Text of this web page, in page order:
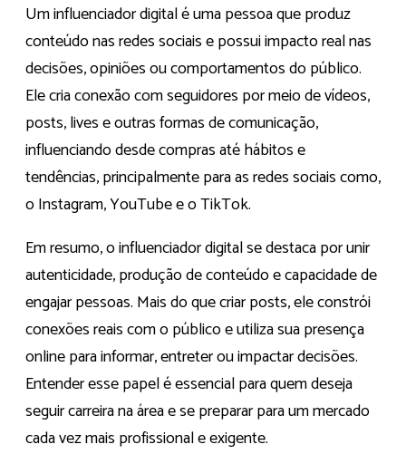
Um influenciador digital é uma pessoa que produz
conteúdo nas redes sociais e possui impacto real nas
decisões, opiniões ou comportamentos do público.
Ele cria conexão com seguidores por meio de vídeos,
posts, lives e outras formas de comunicação,
influenciando desde compras até hábitos e
tendências, principalmente para as redes sociais como,
o Instagram, YouTube e o TikTok.
Em resumo, o influenciador digital se destaca por unir
autenticidade, produção de conteúdo e capacidade de
engajar pessoas. Mais do que criar posts, ele constrói
conexões reais com o público e utiliza sua presença
online para informar, entreter ou impactar decisões.
Entender esse papel é essencial para quem deseja
seguir carreira na área e se preparar para um mercado
cada vez mais profissional e exigente.